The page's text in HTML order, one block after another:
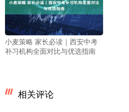
小麦策略 家长必读｜西安中考
补习机构全面对比与优选指南
相关评论